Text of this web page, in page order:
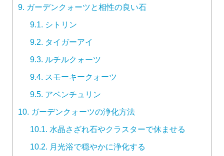
9. ガーデンクォーツと相性の良い石
9.1. シトリン
9.2. タイガーアイ
9.3. ルチルクォーツ
9.4. スモーキークォーツ
9.5. アベンチュリン
10. ガーデンクォーツの浄化方法
10.1. 水晶さざれ石やクラスターで休ませる
10.2. 月光浴で穏やかに浄化する